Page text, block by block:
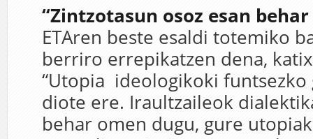
“Zintzotasun osoz esan
ETAren beste esaldi totemiko
berriro errepikatzen dena,
“Utopia ideologikoki funtsezko
diote ere. Iraultzaileok
behar omen dugu, gure